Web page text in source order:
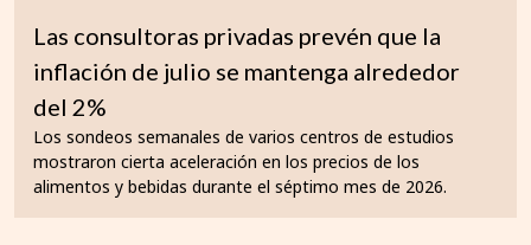
Las consultoras privadas prevén que la
inflación de julio se mantenga alrededor
del 2%
Los sondeos semanales de varios centros de estudios
mostraron cierta aceleración en los precios de los
alimentos y bebidas durante el séptimo mes de 2026.